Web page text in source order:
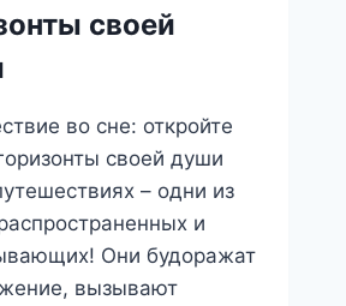
скрытые
своей
во сне: откройте
своей души
– одни из
и
Они будоражат
вызывают